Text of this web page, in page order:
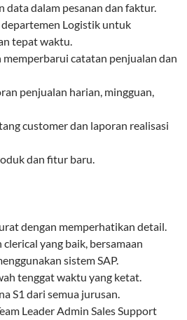
data dalam pesanan dan faktur.
Logistik untuk
tepat waktu.
catatan penjualan dan
penjualan harian, mingguan,
customer dan laporan realisasi
dan fitur baru.
dengan memperhatikan detail.
yang baik, bersamaan
sistem SAP.
tenggat waktu yang ketat.
S1 dari semua jurusan.
Leader Admin Sales Support